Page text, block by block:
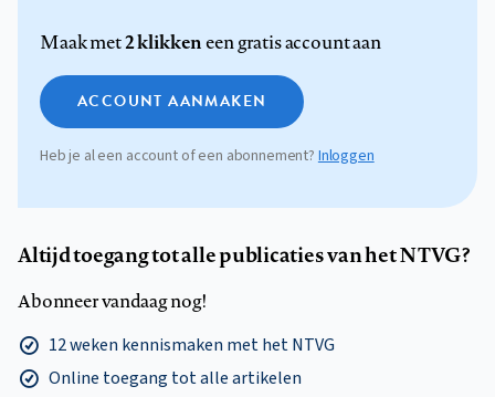
Maak met2 klikkeneen gratis account aan
ACCOUNT AANMAKEN
Heb je al een account of een abonnement? Inloggen
Altijd toegang tot alle publicaties van het NTVG?
Abonneer vandaag nog!
12 weken kennismaken met het NTVG
Online toegang tot alle artikelen